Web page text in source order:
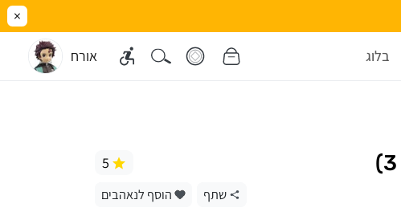
×
בלוג אורח
5
שתף הוסף לנאהבים